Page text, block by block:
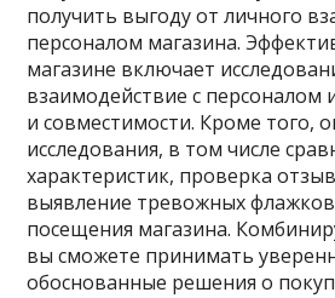
получить выгоду от личного
персоналом магазина.
магазине включает
взаимодействие с персоналом
и совместимости. Кроме того,
исследования, в том числе
характеристик, проверка
выявление тревожных
посещения магазина.
вы сможете принимать
обоснованные решения о